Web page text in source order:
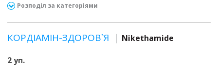
Розподіл за категоріями
КОРДІАМІН-ЗДОРОВ`Я Nikethamide
2 уп.